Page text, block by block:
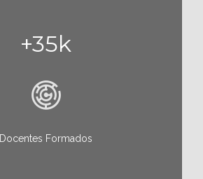
+35k
Docentes Formados